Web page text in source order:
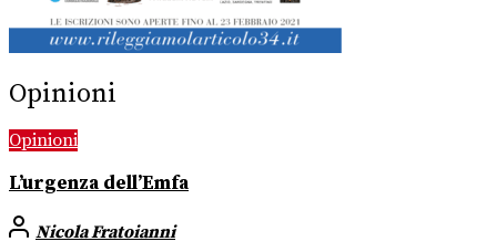
Opinioni
Opinioni
L’urgenza dell’Emfa
Nicola Fratoianni